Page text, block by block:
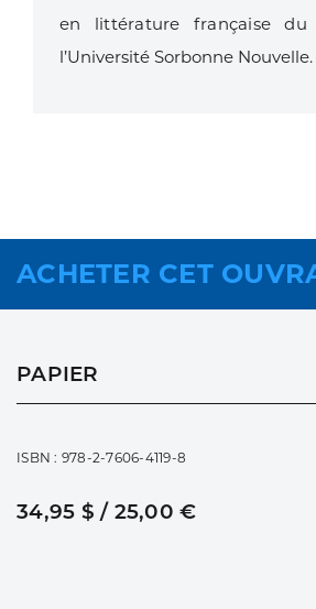
en littérature française du
l’Université Sorbonne Nouvelle.
ACHETER CET
PAPIER
ISBN : 978-2-7606-4119-8
34,95 $ / 25,00 €